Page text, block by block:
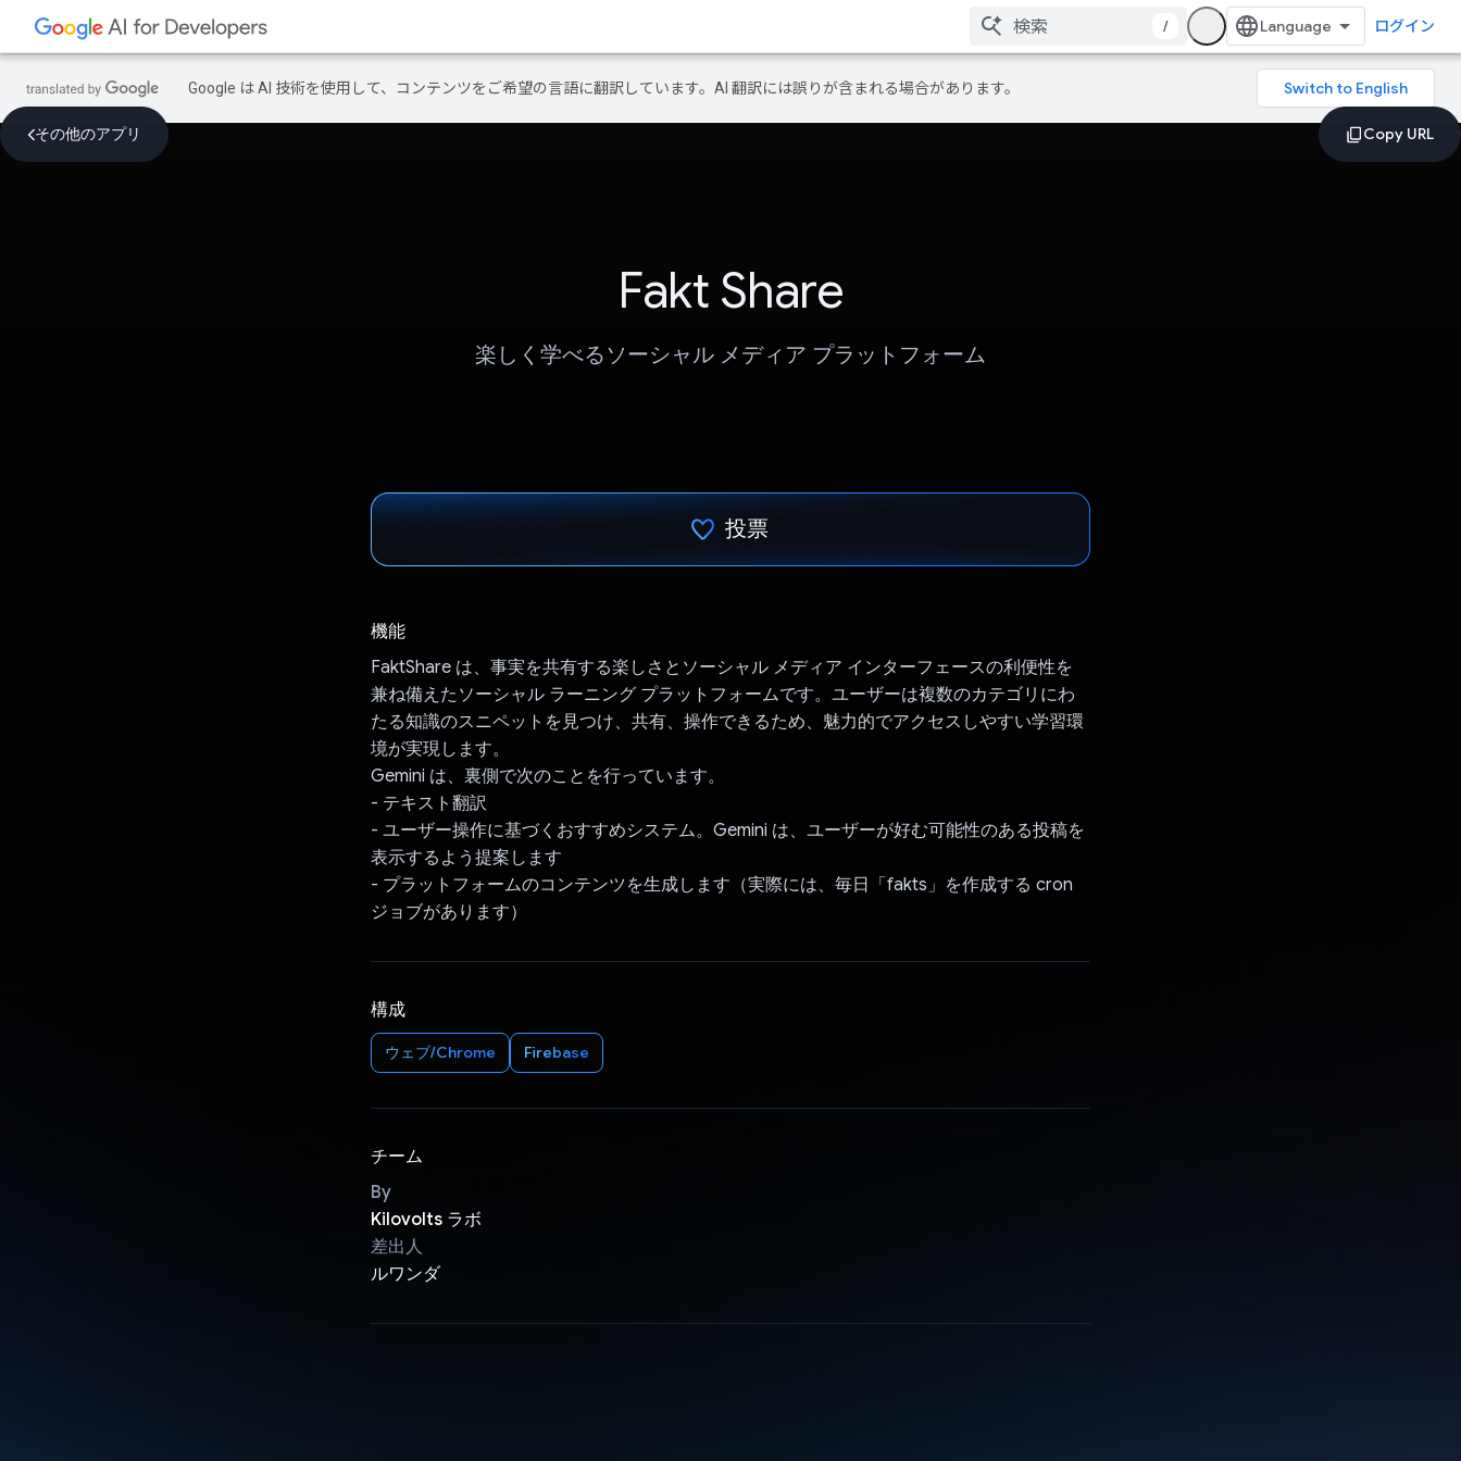
/ ログイン
Google は AI 技術を使用して、コンテンツをご希望の言語に翻訳しています。AI 翻訳には誤りが含まれる場合があります。
その他のアプリ
Fakt Share
楽しく学べるソーシャル メディア プラットフォーム
投票
機能
FaktShare は、事実を共有する楽しさとソーシャル メディア インターフェースの利便性を
兼ね備えたソーシャル ラーニング プラットフォームです。ユーザーは複数のカテゴリにわ
たる知識のスニペットを見つけ、共有、操作できるため、魅力的でアクセスしやすい学習環
境が実現します。
Gemini は、裏側で次のことを行っています。
- テキスト翻訳
- ユーザー操作に基づくおすすめシステム。Gemini は、ユーザーが好む可能性のある投稿を
表示するよう提案します
- プラットフォームのコンテンツを生成します（実際には、毎日「fakts」を作成する cron
ジョブがあります）
構成
ウェブ/Chrome Firebase
チーム
By
Kilovolts ラボ
差出人
ルワンダ